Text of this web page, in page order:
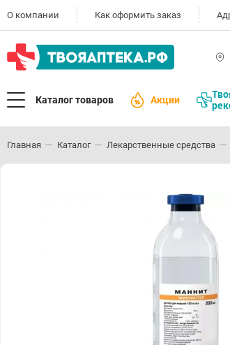
О компании Как оформить заказ
Каталог товаров Акции
Главная Каталог Лекарственные средства